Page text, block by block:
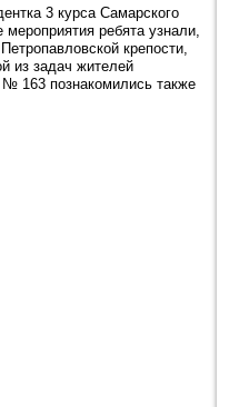
3 курса Самарского
ребята узнали,
крепости,
из задач жителей
163 познакомились также